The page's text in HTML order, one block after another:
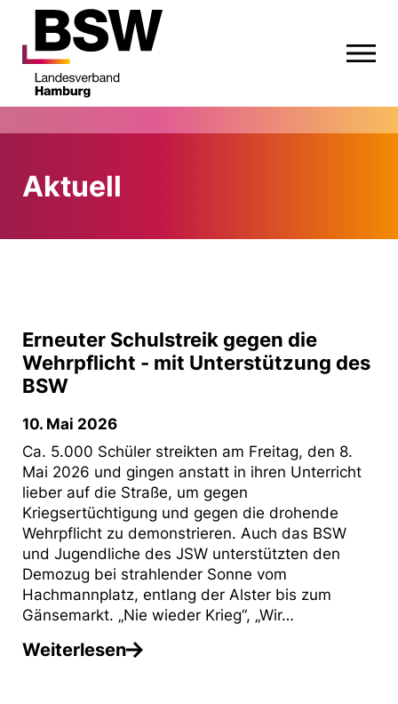
Aktuell
Erneuter Schulstreik gegen die
Wehrpflicht - mit Unterstützung des
BSW
10. Mai 2026
Ca. 5.000 Schüler streikten am Freitag, den 8.
Mai 2026 und gingen anstatt in ihren Unterricht
lieber auf die Straße, um gegen
Kriegsertüchtigung und gegen die drohende
Wehrpflicht zu demonstrieren. Auch das BSW
und Jugendliche des JSW unterstützten den
Demozug bei strahlender Sonne vom
Hachmannplatz, entlang der Alster bis zum
Gänsemarkt. „Nie wieder Krieg“, „Wir…
Weiterlesen